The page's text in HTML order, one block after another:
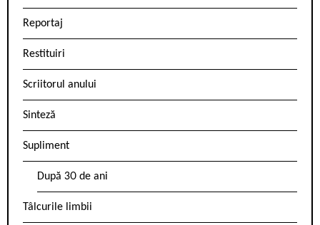
Reportaj
Restituiri
Scriitorul anului
Sinteză
Supliment
După 30 de ani
Tâlcurile limbii